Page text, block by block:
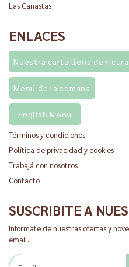
Las Canastas
ENLACES
Nuestra carta llena de
Menú de la semana
English Menu
Términos y condiciones
Política de privacidad y cookies
Trabajá con nosotros
Contacto
SUSCRIBITE A
Infórmate de nuestras ofertas y
email.